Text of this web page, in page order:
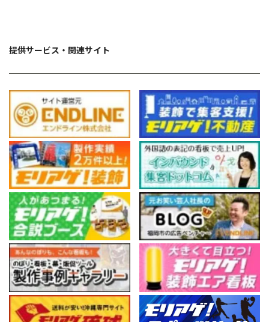
提供サービス・関連サイト